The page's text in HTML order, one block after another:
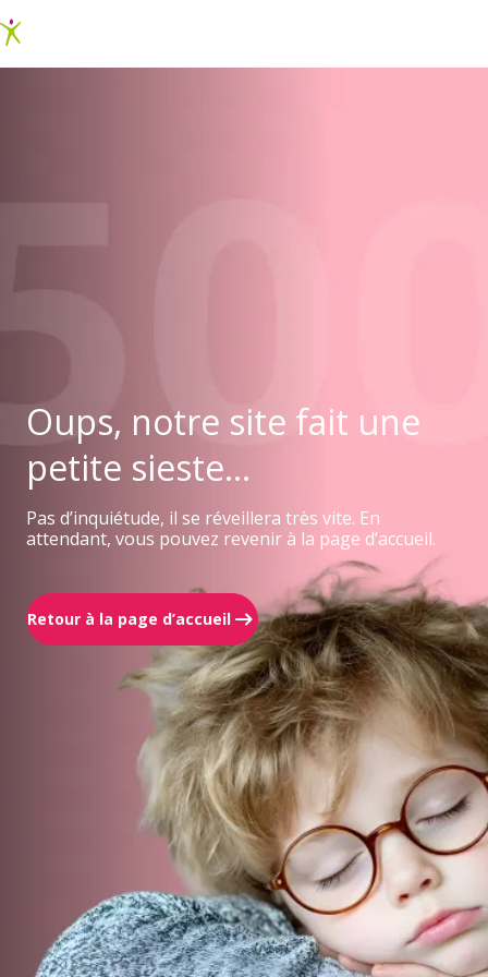
Oups, notre site fait une
petite sieste...
Pas d’inquiétude, il se réveillera très vite. En
attendant, vous pouvez revenir à la page d’accueil.
Retour à la page d’accueil